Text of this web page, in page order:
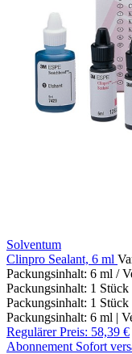
Solventum
Clinpro Sealant, 6 ml
Packungsinhalt: 6 ml /
Packungsinhalt: 1
Packungsinhalt: 1
Packungsinhalt: 6 ml |
Regulärer Preis: 58,39 €
Abonnement Sofort